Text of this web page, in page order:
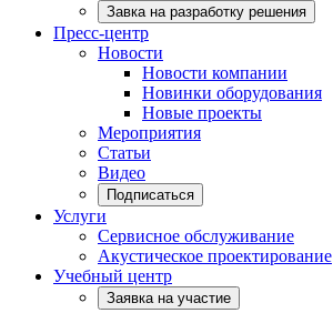
Завка на разработку решения
Пресс-центр
Новости
Новости компании
Новинки оборудования
Новые проекты
Мероприятия
Статьи
Видео
Подписаться
Услуги
Сервисное обслуживание
Акустическое проектирование
Учебный центр
Заявка на участие